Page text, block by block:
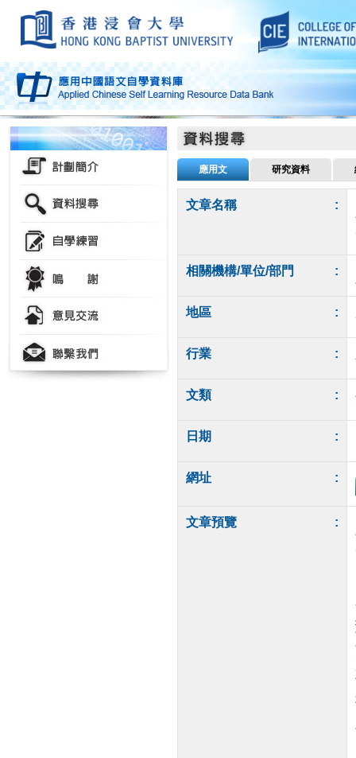
應用文 研究資料
文章名稱 :
相關機構/單位/部門 :
地區 :
行業 :
文類 :
日期 :
網址 :
文章預覽 :